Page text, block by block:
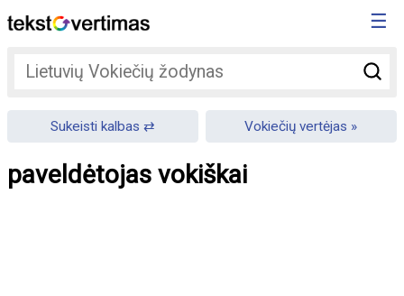
☰
Sukeisti kalbas Vokiečių vertėjas
paveldėtojas vokiškai